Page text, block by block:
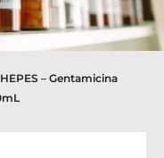
– Gentamicina